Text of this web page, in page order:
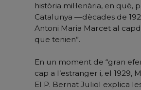
història mil·lenària, en què,
Catalunya —dècades de
Antoni Maria Marcet al
que tenien”.
En un moment de “gran
cap a l’estranger i, el 1929,
El P. Bernat Juliol explica